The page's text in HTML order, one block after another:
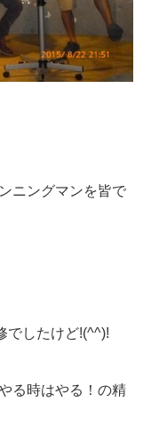
ニングマンを皆で
でしたけど!(^^)!
る時はやる！の精